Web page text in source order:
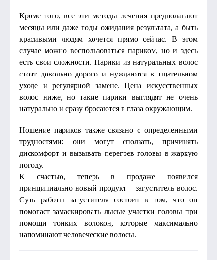
Кроме того, все эти методы лечения предполагают
месяцы или даже годы ожидания результата, а быть
красивыми людям хочется прямо сейчас. В этом
случае можно воспользоваться париком, но и здесь
есть свои сложности. Парики из натуральных волос
стоят довольно дорого и нуждаются в тщательном
уходе и регулярной замене. Цена искусственных
волос ниже, но такие парики выглядят не очень
натурально и сразу бросаются в глаза окружающим.
Ношение париков также связано с определенными
трудностями: они могут сползать, причинять
дискомфорт и вызывать перегрев головы в жаркую
погоду.
К счастью, теперь в продаже появился
принципиально новый продукт – загуститель волос.
Суть работы загустителя состоит в том, что он
помогает замаскировать лысые участки головы при
помощи тонких волокон, которые максимально
напоминают человеческие волосы.